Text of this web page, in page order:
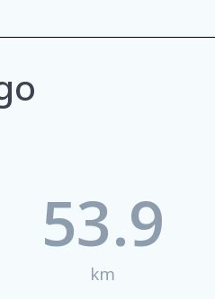
km
53.9